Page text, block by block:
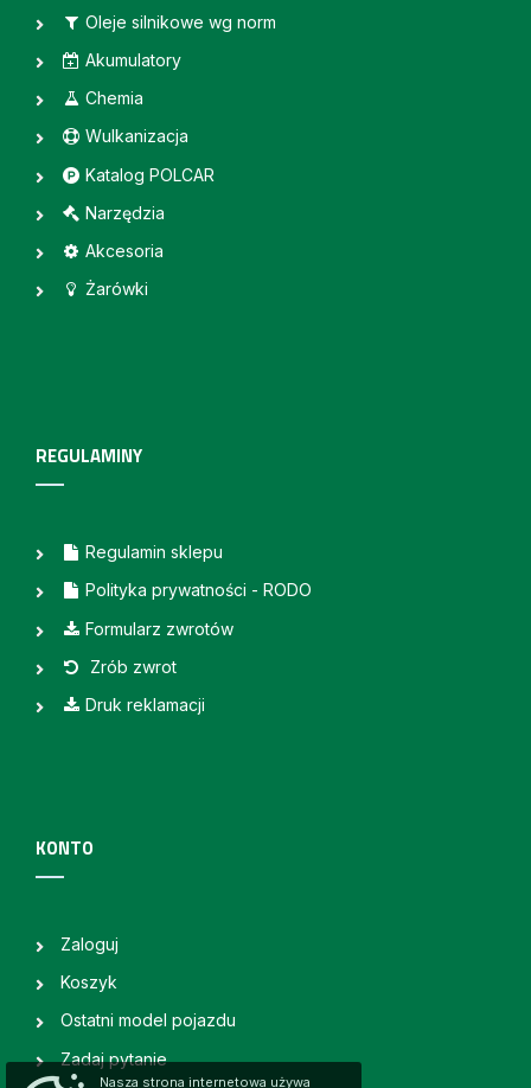
Oleje silnikowe wg norm
Akumulatory
Chemia
Wulkanizacja
Katalog POLCAR
Narzędzia
Akcesoria
Żarówki
REGULAMINY
Regulamin sklepu
Polityka prywatności - RODO
Formularz zwrotów
Zrób zwrot
Druk reklamacji
KONTO
Zaloguj
Koszyk
Ostatni model pojazdu
Zadaj pytanie
Nasza strona internetowa używa